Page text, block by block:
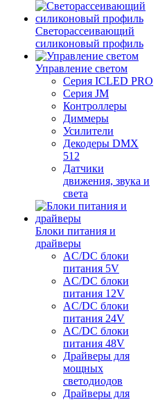
Светорассеивающий
силиконовый профиль
Управление светом
Серия ICLED PRO
Серия JM
Контроллеры
Диммеры
Усилители
Декодеры DMX
512
Датчики
движения, звука и
света
Блоки питания и
драйверы
AC/DC блоки
питания 5V
AC/DC блоки
питания 12V
AC/DC блоки
питания 24V
AC/DC блоки
питания 48V
Драйверы для
мощных
светодиодов
Драйверы для